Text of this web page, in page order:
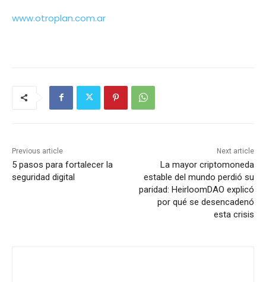
www.otroplan.com.ar
Previous article
5 pasos para fortalecer la
seguridad digital
Next article
La mayor criptomoneda
estable del mundo perdió su
paridad: HeirloomDAO explicó
por qué se desencadenó
esta crisis